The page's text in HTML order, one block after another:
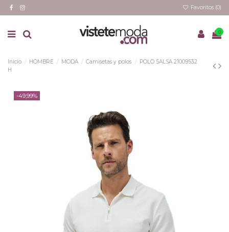
Favoritos (0)
0
Inicio HOMBRE MODA Camisetas y polos
POLO SALSA 21009532
H
-49,99%